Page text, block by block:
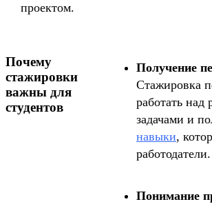
проектом.
Почему
стажировки
важны для
студентов
Получение
Стажировка
работать над
задачами и
навыки,
работодатели.
Понимание